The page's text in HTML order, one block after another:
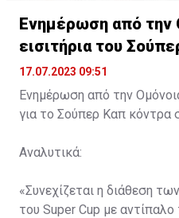
Ενημέρωση από την
εισιτήρια του
17.07.2023 09:51
Ενημέρωση από την
για το Σούπερ Καπ κόντρα
Αναλυτικά:
«Συνεχίζεται η διάθεση
του Super Cup με